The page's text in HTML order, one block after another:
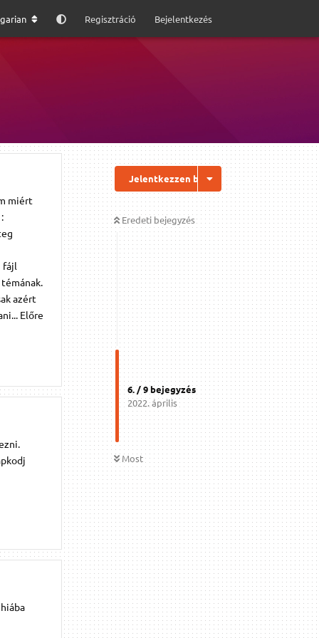
Regisztráció Bejelentkezés
Jelentkezzen be a válaszhoz
Eredeti bejegyzés
6. /9bejegyzés
2022. április
Most
miért
fájl
azért
Előre